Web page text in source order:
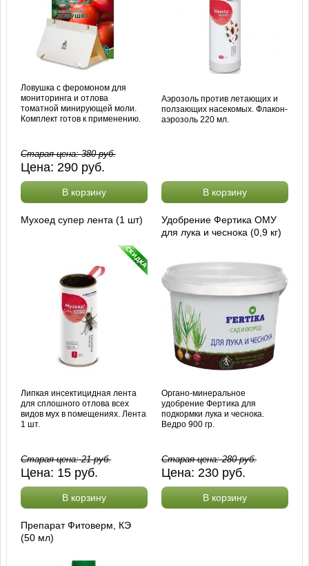
Ловушка с феромоном для
мониторинга и отлова
томатной минирующей моли.
Комплект готов к применению.
Старая цена:380руб.
Цена:290 руб.
В корзину
Аэрозоль против летающих и
ползающих насекомых. Флакон-
аэрозоль 220 мл.
В корзину
Мухоед супер лента (1 шт)
Липкая инсектицидная лента
для сплошного отлова всех
видов мух в помещениях. Лента
1 шт.
Старая цена:21руб.
Цена: 15 руб.
В корзину
Удобрение Фертика ОМУ
для лука и чеснока (0,9 кг)
Органо-минеральное
удобрение Фертика для
подкормки лука и чеснока.
Ведро 900 гр.
Старая цена:280руб.
Цена: 230 руб.
В корзину
Препарат Фитоверм, КЭ
(50 мл)